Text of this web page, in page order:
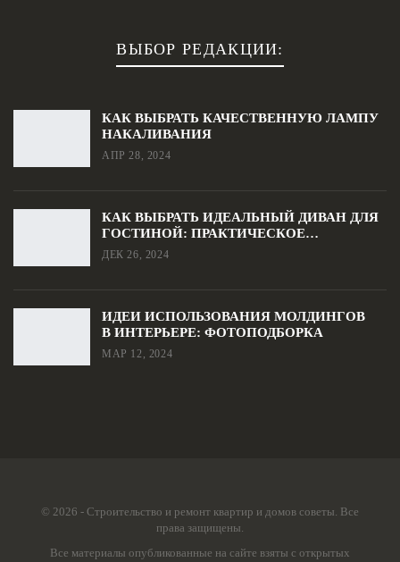
ВЫБОР РЕДАКЦИИ:
КАК ВЫБРАТЬ КАЧЕСТВЕННУЮ ЛАМПУ
НАКАЛИВАНИЯ
АПР 28, 2024
КАК ВЫБРАТЬ ИДЕАЛЬНЫЙ ДИВАН ДЛЯ
ГОСТИНОЙ: ПРАКТИЧЕСКОЕ…
ДЕК 26, 2024
ИДЕИ ИСПОЛЬЗОВАНИЯ МОЛДИНГОВ
В ИНТЕРЬЕРЕ: ФОТОПОДБОРКА
МАР 12, 2024
© 2026 - Строительство и ремонт квартир и домов советы. Все
права защищены.
Все материалы опубликованные на сайте взяты с открытых